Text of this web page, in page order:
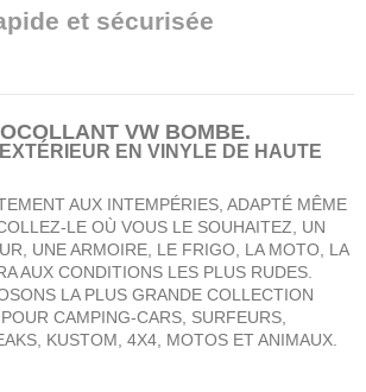
et sécurisée
VW BOMBE.
EN VINYLE DE HAUTE
AUX INTEMPÉRIES, ADAPTÉ MÊME
LE OÙ VOUS LE SOUHAITEZ, UN
UNE ARMOIRE, LE FRIGO, LA MOTO, LA
AUX CONDITIONS LES PLUS RUDES.
LA PLUS GRANDE COLLECTION
CAMPING-CARS, SURFEURS,
KUSTOM, 4X4, MOTOS ET ANIMAUX.